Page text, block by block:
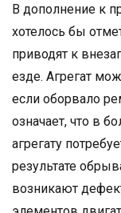
В дополнение к
хотелось бы
приводят к
езде. Агрегат
если оборвало
означает, что в
агрегату
результате
возникают